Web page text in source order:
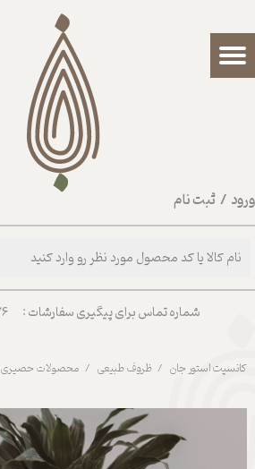
/ ثبت نام
حساب کاربری من
تغییر گذر واژه
شماره تماس برای پیگیری سفارشات : 09357675776
کانسپت استور جان ظروف طبیعی محصولات حصیری